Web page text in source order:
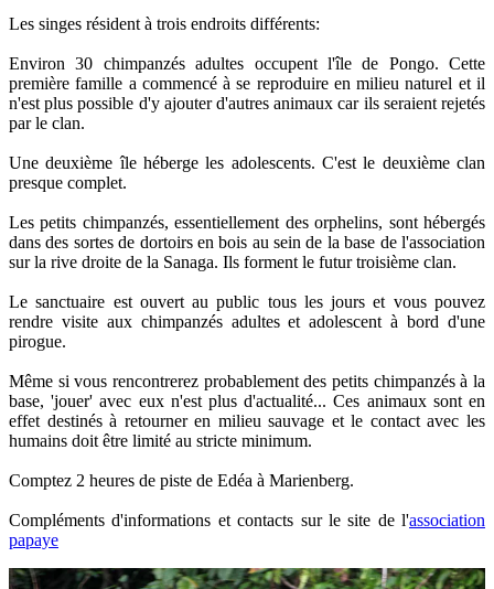
Les singes résident à trois endroits différents:
Environ 30 chimpanzés adultes occupent l'île de Pongo. Cette
première famille a commencé à se reproduire en milieu naturel et il
n'est plus possible d'y ajouter d'autres animaux car ils seraient rejetés
par le clan.
Une deuxième île héberge les adolescents. C'est le deuxième clan
presque complet.
Les petits chimpanzés, essentiellement des orphelins, sont hébergés
dans des sortes de dortoirs en bois au sein de la base de l'association
sur la rive droite de la Sanaga. Ils forment le futur troisième clan.
Le sanctuaire est ouvert au public tous les jours et vous pouvez
rendre visite aux chimpanzés adultes et adolescent à bord d'une
pirogue.
Même si vous rencontrerez probablement des petits chimpanzés à la
base, 'jouer' avec eux n'est plus d'actualité... Ces animaux sont en
effet destinés à retourner en milieu sauvage et le contact avec les
humains doit être limité au stricte minimum.
Comptez 2 heures de piste de Edéa à Marienberg.
Compléments d'informations et contacts sur le site de l'association
papaye